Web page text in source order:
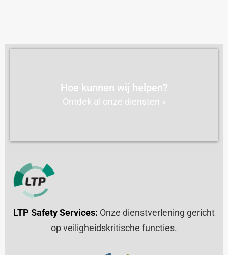
Hoe kunnen wij helpen?
Ontdek al onze diensten »
LTP Safety Services: Onze dienstverlening gericht
op veiligheidskritische functies.